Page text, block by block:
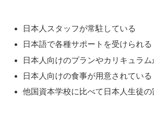
日本人スタッフが常駐している
日本語で各種サポートを受けられる
日本人向けのプランやカリキュラム
日本人向けの食事が用意されている
他国資本学校に比べて日本人生徒の